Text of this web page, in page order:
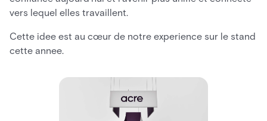
vers lequel elles travaillent.
Cette idee est au cœur de notre experience sur le stand
cette annee.